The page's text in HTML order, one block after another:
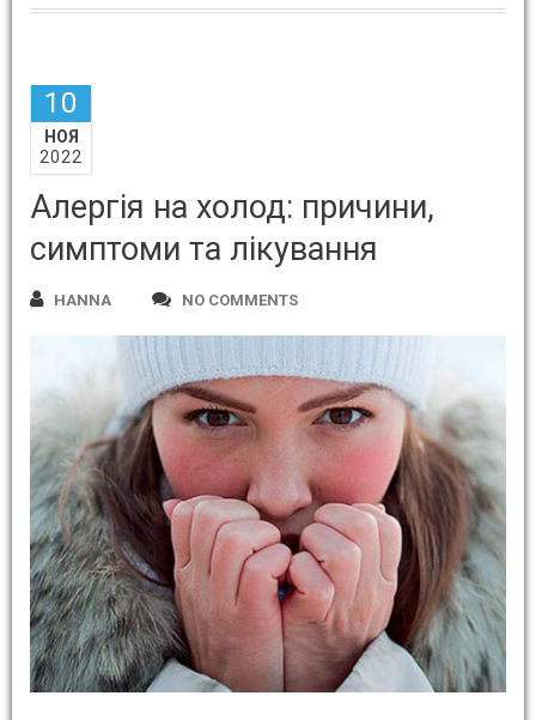
10
НОЯ
2022
Алергія на холод: причини,
симптоми та лікування
HANNA NO COMMENTS